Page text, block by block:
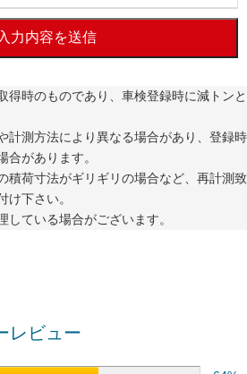
入力内容を送信
得時のものであり、車検登録時に減トンと
計測方法により異なる場合があり、登録時
合があります。
積荷寸法がギリギリの場合など、再計測致
け下さい。
ている場合がございます。
レビュー